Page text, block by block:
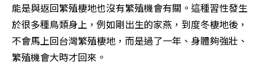
能是與返回繁殖棲地也沒有繁殖機會有關。這種習性發生
於很多種鳥類身上，例如剛出生的家燕，到度冬棲地後，
不會馬上回台灣繁殖棲地，而是過了一年、身體夠強壯、
繁殖機會大時才回來。